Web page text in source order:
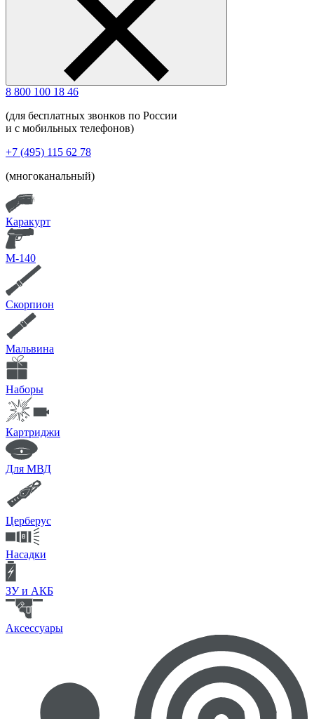
8 800 100 18 46
(для бесплатных звонков по России
и с мобильных телефонов)
+7 (495) 115 62 78
(многоканальный)
Каракурт
М-140
Скорпион
Мальвина
Наборы
Картриджи
Для МВД
Церберус
Насадки
ЗУ и АКБ
Аксессуары